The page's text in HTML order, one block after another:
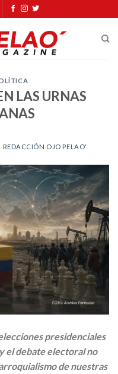
LAS URNAS
REDACCIÓN OJO PELAO'
presidenciales
el debate electoral no
de nuestras